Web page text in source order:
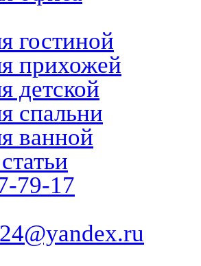
гостиной
прихожей
детской
спальни
ванной
79-17